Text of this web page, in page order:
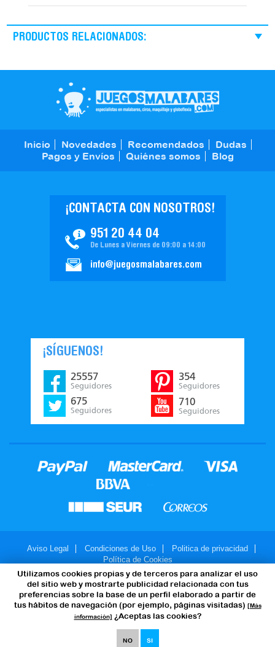
Utilizamos cookies propias y de terceros para analizar el uso
del sitio web y mostrarte publicidad relacionada con tus
preferencias sobre la base de un perfil elaborado a partir de
tus hábitos de navegación (por ejemplo, páginas visitadas) [Más
información] ¿Aceptas las cookies?
NO SI
PRODUCTOS RELACIONADOS:
Inicio Novedades Recomendados
Dudas
Pagos y Envíos
Quiénes somos Blog
951 20 44 04
¡CONTACTA CON NOSOTROS!
De Lunes a Viernes de 09:00 a 14:00
info@juegosmalabares.com
¡SÍGUENOS!
25557
Seguidores
675
Seguidores
354
Seguidores
710
Seguidores
Aviso Legal Condiciones de Uso
Politica de privacidad
Política de Cookies
© 2007-2026 - JuegosMalabares.com